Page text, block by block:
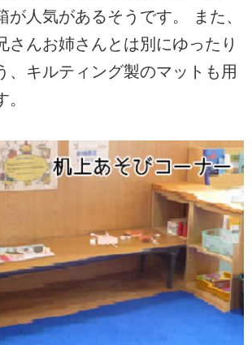
が人気があるそうです。 また、
さんお姉さんとは別にゆったり
、キルティング製のマットも用
。